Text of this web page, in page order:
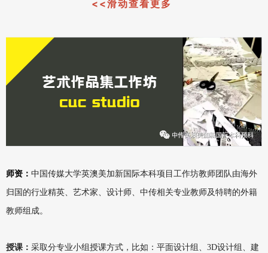
<<滑动查看更多
师资： 中国传媒大学英澳美加新国际本科项目工作坊教师团队由海外
归国的行业精英、艺术家、设计师、中传相关专业教师及特聘的外籍
教师组成。
授课： 采取分专业小组授课方式，比如：平面设计组、3D设计组、建